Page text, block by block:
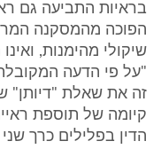
בראיות התביעה גם
הפוכה מהמסקנה
שיקולי מהימנות,
"על פי הדעה
זה את שאלת "דיותן"
קיומה של תוספת